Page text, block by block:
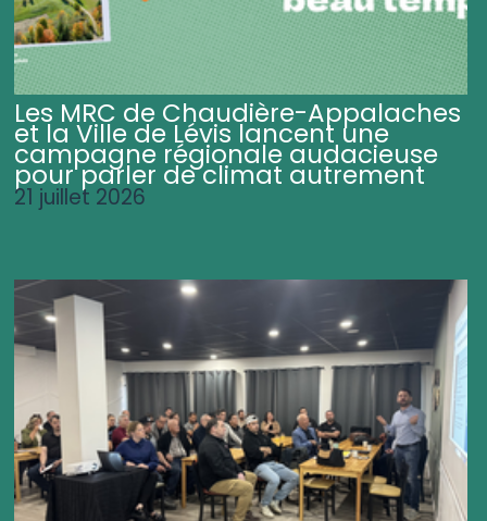
Les MRC de Chaudière-Appalaches
et la Ville de Lévis lancent une
campagne régionale audacieuse
pour parler de climat autrement
21 juillet 2026